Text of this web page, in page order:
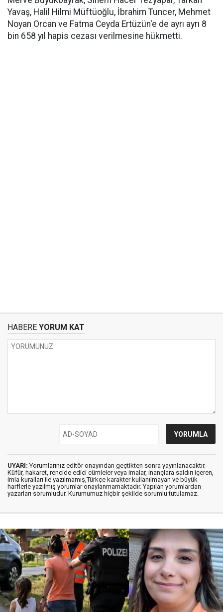
Yavaş, Halil Hilmi Müftüoğlu, İbrahim Tuncer, Mehmet
Noyan Orcan ve Fatma Ceyda Ertüzün'e de ayrı ayrı 8
bin 658 yıl hapis cezası verilmesine hükmetti.
HABERE YORUM KAT
UYARI: Yorumlarınız editör onayından geçtikten sonra yayınlanacaktır.
Küfür, hakaret, rencide edici cümleler veya imalar, inançlara saldırı içeren,
imla kuralları ile yazılmamış,Türkçe karakter kullanılmayan ve büyük
harflerle yazılmış yorumlar onaylanmamaktadır. Yapılan yorumlardan
yazarları sorumludur. Kurumumuz hiçbir şekilde sorumlu tutulamaz.